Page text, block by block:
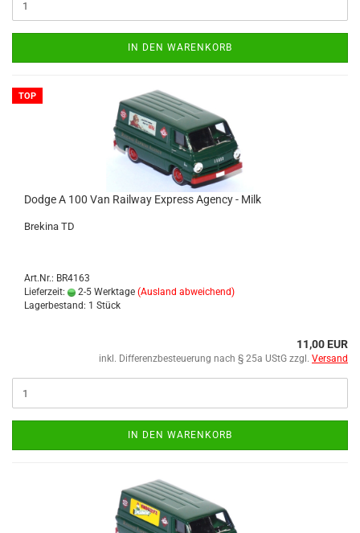
IN DEN WARENKORB
TOP
Dodge A 100 Van Rail­way Ex­press Agen­cy - Milk
Bre­ki­na TD
Art.Nr.: BR4163
Lieferzeit:
2-5 Werktage (Ausland abweichend)
Lagerbestand: 1 Stück
11,00 EUR
inkl. Differenzbesteuerung nach § 25a UStG zzgl. Versand
IN DEN WARENKORB